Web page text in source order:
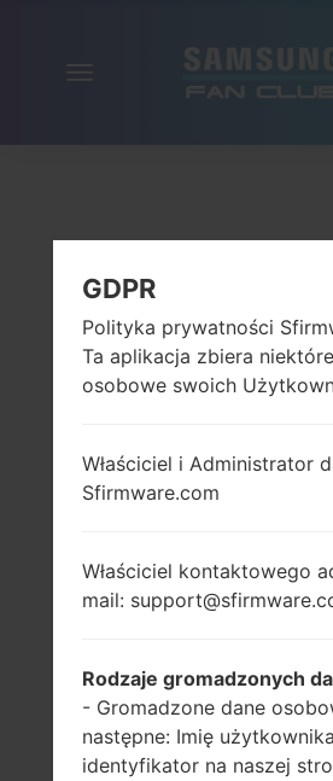
GDPR
Polityka prywatności
Ta aplikacja zbiera
osobowe swoich
Właściciel i Administrator
Sfirmware.com
Właściciel kontaktowego
mail:
Rodzaje gromadzonych
- Gromadzone dane
następne: Imię
identyfikator na naszej